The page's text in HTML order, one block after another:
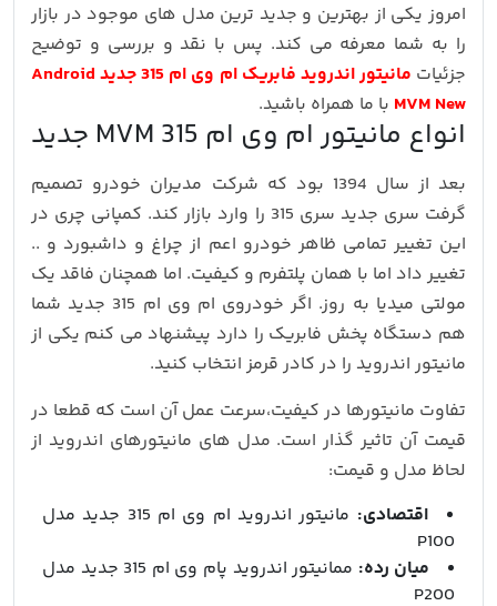
امروز یکی از بهترین و جدید ترین مدل های موجود در بازار
را به شما معرفه می کند. پس با نقد و بررسی و توضیح
جزئیات
مانیتور اندروید فابریک ام وی ام 315 جدید Android
MVM New با ما همراه باشید.
انواع مانیتور ام وی ام 315 MVM جدید
بعد از سال 1394 بود که شرکت مدیران خودرو تصمیم
گرفت سری جدید سری 315 را وارد بازار کند. کمپانی چری در
این تغییر تمامی ظاهر خودرو اعم از چراغ و داشبورد و ..
تغییر داد اما با همان پلتفرم و کیفیت. اما همچنان فاقد یک
مولتی میدیا به روز. اگر خودروی ام وی ام 315 جدید شما
هم دستگاه پخش فابریک را دارد پیشنهاد می کنم یکی از
مانیتور اندروید را در کادر قرمز انتخاب کنید.
تفاوت مانیتورها در کیفیت،سرعت عمل آن است که قطعا در
قیمت آن تاثیر گذار است. مدل های مانیتورهای اندروید از
لحاظ مدل و قیمت:
اقتصادی:
مانیتور اندروید ام وی ام 315 جدید مدل
P100
میان رده:
ممانیتور اندروید پام وی ام 315 جدید مدل
P200